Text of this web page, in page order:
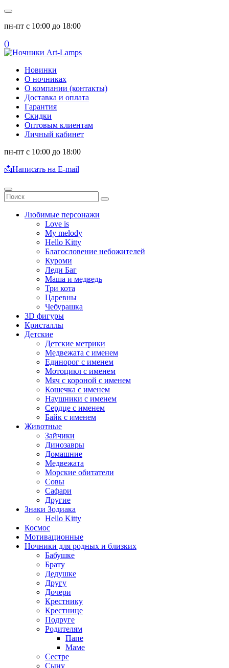
пн-пт с 10:00 до 18:00
()
Новинки
О ночниках
О компании (контакты)
Доставка и оплата
Гарантия
Скидки
Оптовым клиентам
Личный кабинет
пн-пт с 10:00 до 18:00
📩Написать на E-mail
Любимые персонажи
Love is
My melody
Hello Kitty
Благословение небожителей
Куроми
Леди Баг
Маша и медведь
Три кота
Царевны
Чебурашка
3D фигуры
Кристаллы
Детские
Детские метрики
Медвежата с именем
Единорог с именем
Мотоцикл с именем
Мяч с короной с именем
Кошечка с именем
Наушники с именем
Сердце с именем
Байк с именем
Животные
Зайчики
Динозавры
Домашние
Медвежата
Морские обитатели
Совы
Сафари
Другие
Знаки Зодиака
Hello Kitty
Космос
Мотивационные
Ночники для родных и близких
Бабушке
Брату
Дедушке
Другу
Дочери
Крестнику
Крестнице
Подруге
Родителям
Папе
Маме
Сестре
Сыну